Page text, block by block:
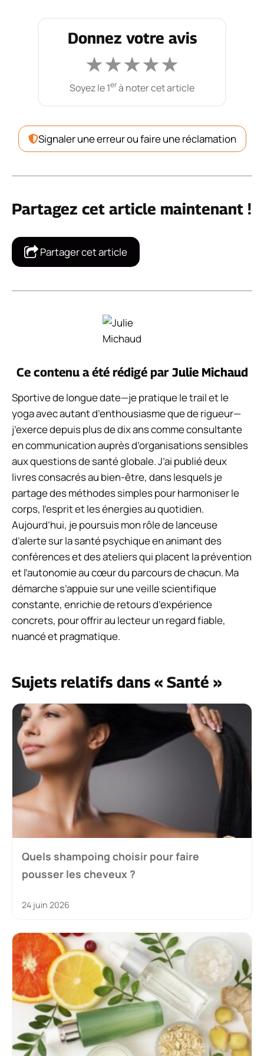
Donnez votre avis
★★★★★
Soyez le 1erà noter cet article
Signaler une erreur ou faire une réclamation
Partagez cet article maintenant !
Partager cet article
Ce contenu a été rédigé par Julie Michaud
Sportive de longue date—je pratique le trail et le
yoga avec autant d’enthousiasme que de rigueur—
j’exerce depuis plus de dix ans comme consultante
en communication auprès d’organisations sensibles
aux questions de santé globale. J’ai publié deux
livres consacrés au bien-être, dans lesquels je
partage des méthodes simples pour harmoniser le
corps, l’esprit et les énergies au quotidien.
Aujourd’hui, je poursuis mon rôle de lanceuse
d’alerte sur la santé psychique en animant des
conférences et des ateliers qui placent la prévention
et l’autonomie au cœur du parcours de chacun. Ma
démarche s’appuie sur une veille scientifique
constante, enrichie de retours d’expérience
concrets, pour offrir au lecteur un regard fiable,
nuancé et pragmatique.
Sujets relatifs dans « Santé »
Quels shampoing choisir pour faire
pousser les cheveux ?
24 juin 2026